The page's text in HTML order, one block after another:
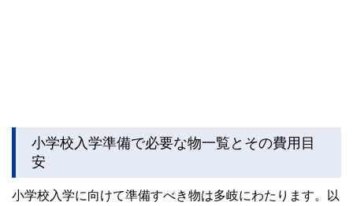
小学校入学準備で必要な物一覧とその費用目
安
小学校入学に向けて準備すべき物は多岐にわたります。以